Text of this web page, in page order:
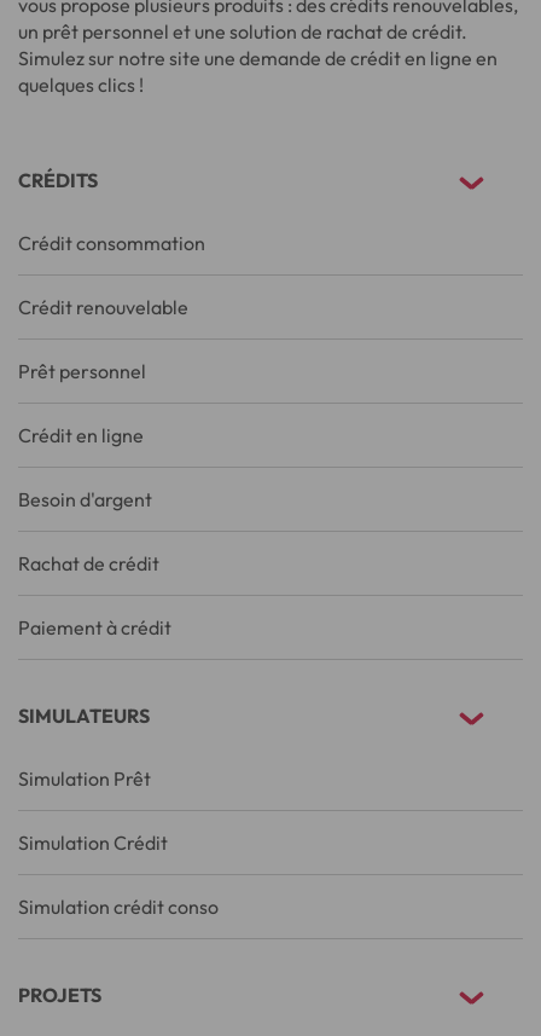
un prêt personnel et une solution de rachat de crédit.
Simulez sur notre site une demande de crédit en ligne en
quelques clics !
CRÉDITS
Crédit consommation
Crédit renouvelable
Prêt personnel
Crédit en ligne
Besoin d'argent
Rachat de crédit
Paiement à crédit
SIMULATEURS
Simulation Prêt
Simulation Crédit
Simulation crédit conso
PROJETS